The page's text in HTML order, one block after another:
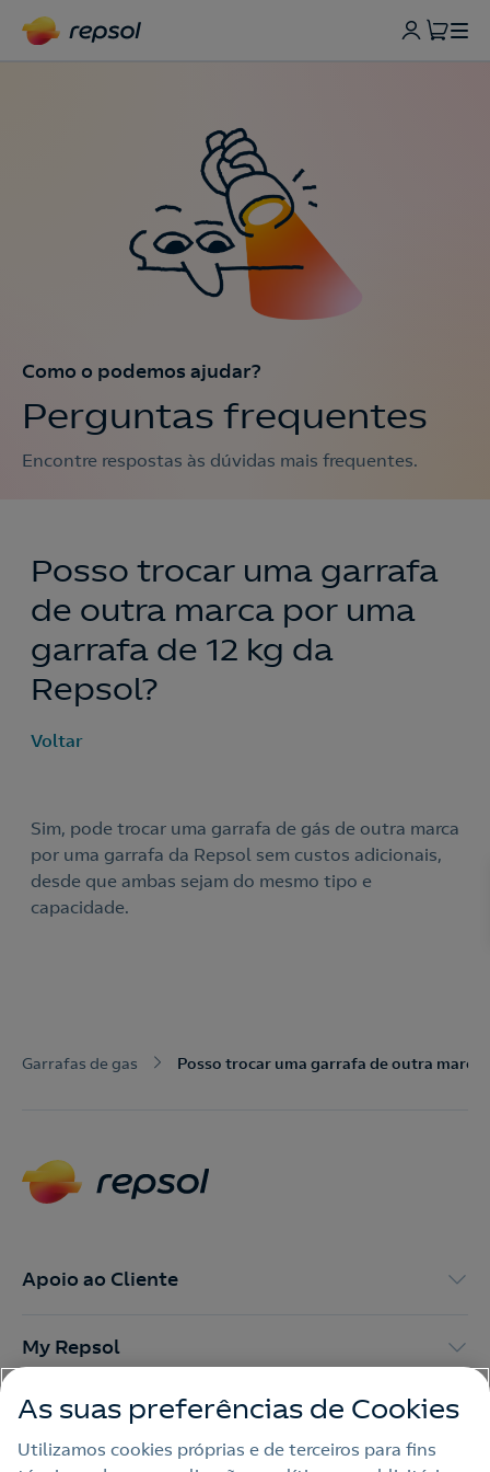
Contacte-nos para novas contratações
Nós ligamos!
Como o podemos ajudar?
Perguntas frequentes
Encontre respostas às dúvidas mais frequentes.
Posso trocar uma garrafa
de outra marca por uma
garrafa de 12 kg da
Repsol?
Voltar
Sim, pode trocar uma garrafa de gás de outra marca
por uma garrafa da Repsol sem custos adicionais,
desde que ambas sejam do mesmo tipo e
capacidade.
Garrafas de gas Posso trocar uma garrafa de outra marca
Apoio ao Cliente
My Repsol
Outras Energias
As suas preferências de Cookies
Utilizamos cookies próprias e de terceiros para fins